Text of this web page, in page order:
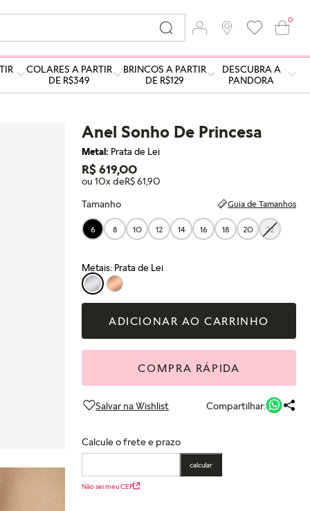
0
COLARES A PARTIR
DE R$349
BRINCOS A PARTIR
DE R$129
DESCUBRA A
PANDORA
Anel Sonho De Princesa
Metal: Prata de Lei
R$ 619,00
ou 10x deR$ 61,90
Tamanho
Guia de Tamanhos
6 8 10 12 14 16 18 20 22
Metais: Prata de Lei
ADICIONAR AO CARRINHO
COMPRA RÁPIDA
Compartilhar:
Calcule o frete e prazo
calcular
Não sei meu CEP